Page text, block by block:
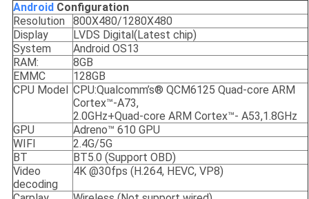
Android Configuration
Resolution
800X480/1280X480
Display
LVDS Digital(Latest chip)
System
Android OS13
RAM:
8GB
EMMC
128GB
CPU Model
CPU:Qualcomm’s® QCM6125 Quad-core ARM
Cortex™-A73,
2.0GHz+Quad-core ARM Cortex™- A53,1.8GHz
GPU
Adreno™ 610 GPU
WIFI
2.4G/5G
BT
BT5.0 (Support OBD)
Video
decoding
4K @30fps (H.264, HEVC, VP8)